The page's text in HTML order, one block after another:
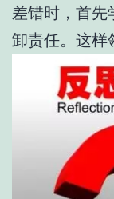
差错时，首先
卸责任。这样